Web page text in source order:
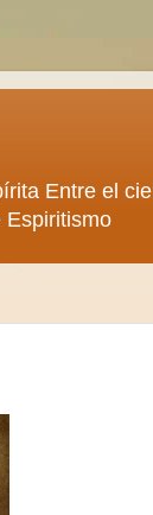
Entre el
Espiritismo